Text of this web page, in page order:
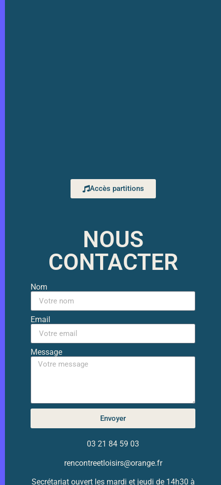
Accès partitions
NOUS
CONTACTER
Nom
Email
Message
Envoyer
03 21 84 59 03
rencontreetloisirs@orange.fr
Secrétariat ouvert les mardi et jeudi de 14h30 à